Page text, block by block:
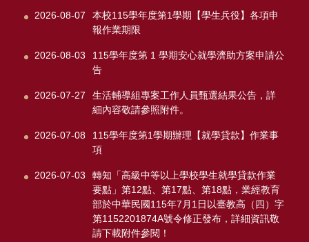
2026-08-07
本校115學年度第1學期【學生兵役】各項申
報作業期限
2026-08-03
115學年度第 1 學期安心就學濟助方案申請公
告
2026-07-27
生活輔導組專案工作人員甄選結果公告，詳
細內容敬請參照附件。
2026-07-08
115學年度第1學期辦理【就學貸款】作業事
項
2026-07-03
轉知「高級中等以上學校學生就學貸款作業
要點」第12點、第17點、第18點，業經教育
部於中華民國115年7月1日以臺教高（四）字
第1152201874A號令修正發布，詳細資訊敬
請下載附件參閱！